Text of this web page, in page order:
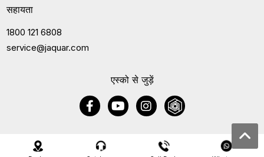
एस्को से जुड़ें
सहायता
1800 121 6808
service@jaquar.com